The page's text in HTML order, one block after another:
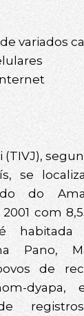
variados
(TIVJ),
se
do
com
habitada
Pano,
de
dyapa,
de